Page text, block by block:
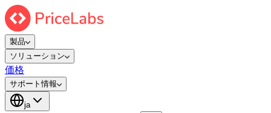
製品
ソリューション
価格
サポート情報
ja